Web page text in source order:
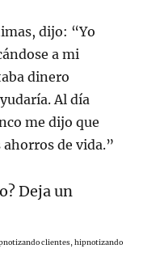
dijo: “Yo
a mi
dinero
Al día
me dijo que
de vida.”
Deja un
clientes, hipnotizando